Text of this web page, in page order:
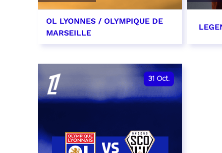
OL LYONNES / OLYMPIQUE DE
MARSEILLE
date et heure à confirmer
RÉSERVER
31 Oct.